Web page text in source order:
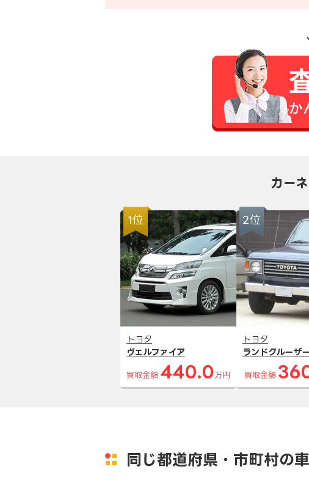
カー
1位
トヨタ
ヴェルファイア
買取金額 440.0 万円
2位
トヨタ
ランドクルーザー
買取金額
同じ都道府県・市町村の